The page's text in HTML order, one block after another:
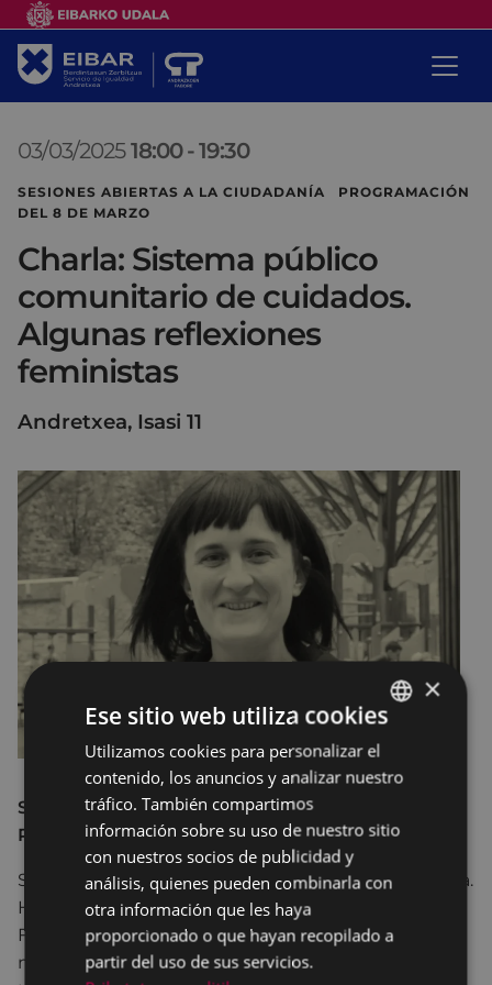
03/03/2025 18:00 -19:30
SESIONES ABIERTAS A LA CIUDADANÍA PROGRAMACIÓN
DEL 8 DE MARZO
Charla: Sistema público
comunitario de cuidados.
Algunas reflexiones
feministas
Andretxea, Isasi 11
SESIONES ABIERTAS A LA CIUDADANÍA -
PROGRAMACIÓN DEL 8 DE MARZO
Siempre partimos de la teoría y la práctica feminista.
Hace ya unos cuantos años que el Movimiento
Feminista de Euskal Herria, y también los
movimientos feministas de otros países, situaron el
BASQUE
SPANISH
×
Ese sitio web utiliza cookies
Utilizamos cookies para personalizar el
contenido, los anuncios y analizar nuestro
tráfico. También compartimos
información sobre su uso de nuestro sitio
con nuestros socios de publicidad y
análisis, quienes pueden combinarla con
otra información que les haya
proporcionado o que hayan recopilado a
partir del uso de sus servicios.